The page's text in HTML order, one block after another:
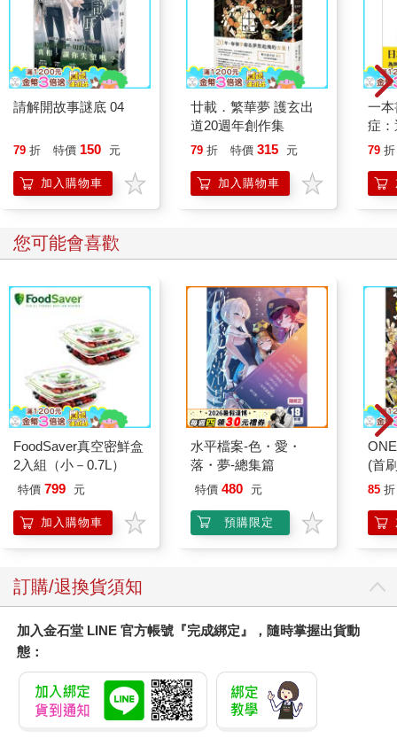
請解開故事謎底 04
79 折 特價 150 元
加入購物車
廿載．繁華夢 護玄出
道20週年創作集
79 折 特價 315 元
加入購物車
一
症
開
的
79 折
您可能會喜歡
FoodSaver真空密鮮盒
2入組（小－0.7L）
特價 799 元
加入購物車
水平檔案-色・愛・
落・夢-總集篇
特價 480 元
預購限定
(首
85 折
訂購/退換貨須知
加入金石堂 LINE 官方帳號『完成綁定』，隨時掌握出貨動
態：